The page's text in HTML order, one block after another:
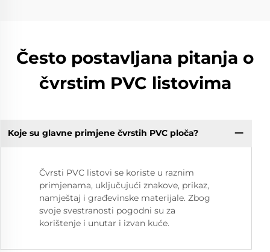
Često postavljana pitanja o
čvrstim PVC listovima
Koje su glavne primjene čvrstih PVC ploča?
Čvrsti PVC listovi se koriste u raznim
primjenama, uključujući znakove, prikaz,
namještaj i građevinske materijale. Zbog
svoje svestranosti pogodni su za
korištenje i unutar i izvan kuće.